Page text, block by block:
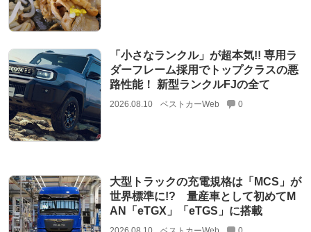
「小さなランクル」が超本気!! 専用ラ
ダーフレーム採用でトップクラスの悪
路性能！ 新型ランクルFJの全て
2026.08.10 ベストカーWeb 0
大型トラックの充電規格は「MCS」が
世界標準に!? 量産車として初めてM
AN「eTGX」「eTGS」に搭載